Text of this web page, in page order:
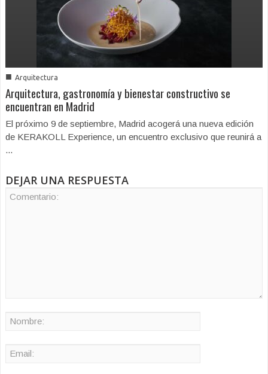
■ Arquitectura
Arquitectura, gastronomía y bienestar constructivo se
encuentran en Madrid
El próximo 9 de septiembre, Madrid acogerá una nueva edición
de KERAKOLL Experience, un encuentro exclusivo que reunirá a
...
DEJAR UNA RESPUESTA